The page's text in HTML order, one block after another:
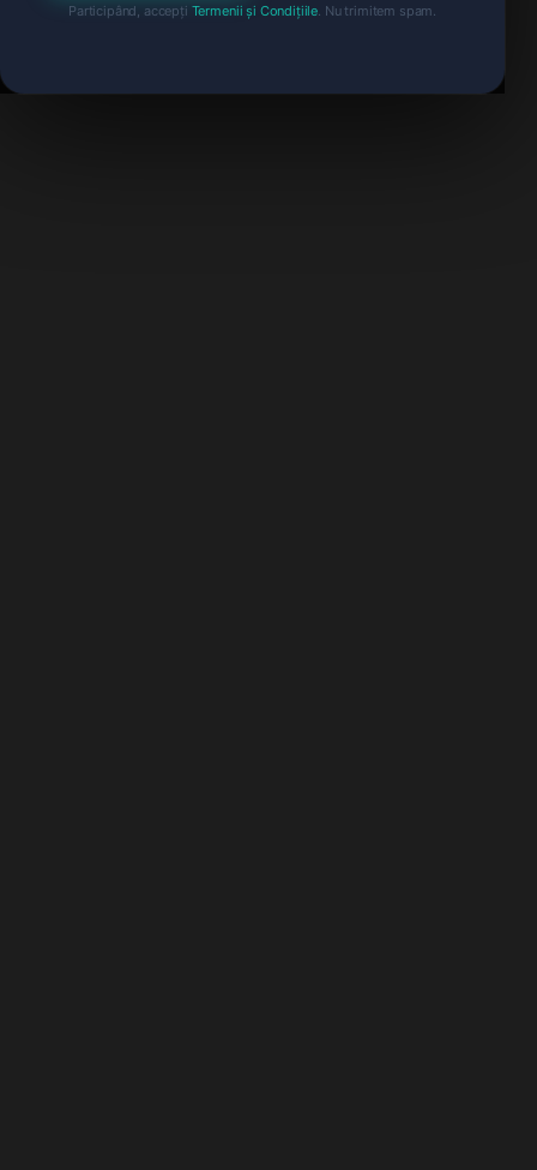
Participând, accepți Termenii și Condițiile. Nu trimitem spam.